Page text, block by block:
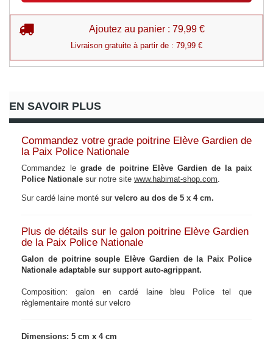
Ajoutez au panier : 79,99 €
Livraison gratuite à partir de : 79,99 €
EN SAVOIR PLUS
Commandez votre grade poitrine Elève Gardien de
la Paix Police Nationale
Commandez le grade de poitrine Elève Gardien de la paix
Police Nationale sur notre site www.habimat-shop.com.
Sur cardé laine monté sur velcro au dos de 5 x 4 cm.
Plus de détails sur le galon poitrine Elève Gardien
de la Paix Police Nationale
Galon de poitrine souple Elève Gardien de la Paix Police
Nationale adaptable sur support auto-agrippant.
Composition: galon en cardé laine bleu Police tel que
règlementaire monté sur velcro
Dimensions: 5 cm x 4 cm